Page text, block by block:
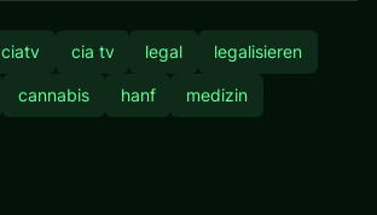
ciatv cia tv legal legalisieren
cannabis hanf medizin